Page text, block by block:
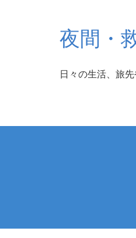
夜間・
日々の生活、旅